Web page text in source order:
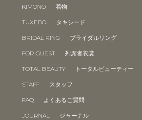
KIMONO 着物
TUXEDO タキシード
BRIDAL RING ブライダルリング
FOR GUEST 列席者衣裳
TOTAL BEAUTY トータルビューティー
STAFF スタッフ
FAQ よくあるご質問
JOURNAL ジャーナル